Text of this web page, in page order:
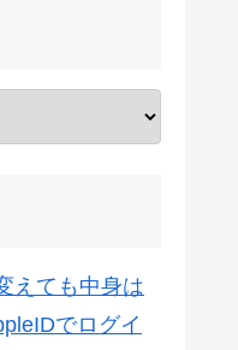
えても中身は
でログイ